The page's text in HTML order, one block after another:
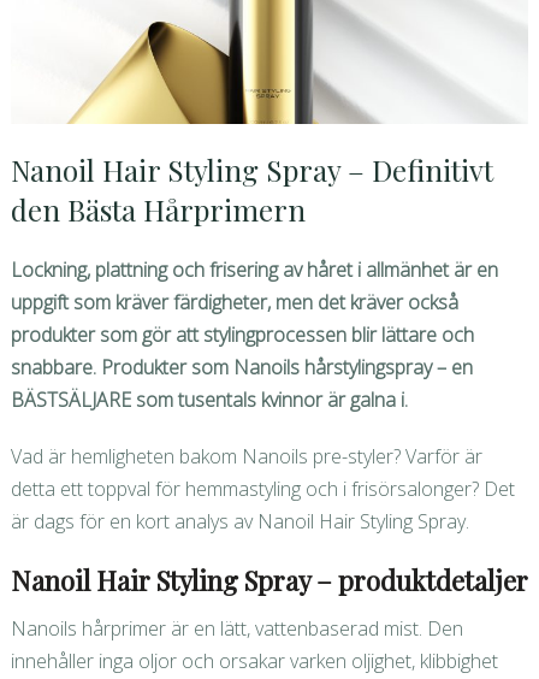
Nanoil Hair Styling Spray – Definitivt
den Bästa Hårprimern
Lockning, plattning och frisering av håret i allmänhet är en
uppgift som kräver färdigheter, men det kräver också
produkter som gör att stylingprocessen blir lättare och
snabbare. Produkter som Nanoils hårstylingspray – en
BÄSTSÄLJARE som tusentals kvinnor är galna i.
Vad är hemligheten bakom Nanoils pre-styler? Varför är
detta ett toppval för hemmastyling och i frisörsalonger? Det
är dags för en kort analys av Nanoil Hair Styling Spray.
Nanoil Hair Styling Spray – produktdetaljer
Nanoils hårprimer är en lätt, vattenbaserad mist. Den
innehåller inga oljor och orsakar varken oljighet, klibbighet